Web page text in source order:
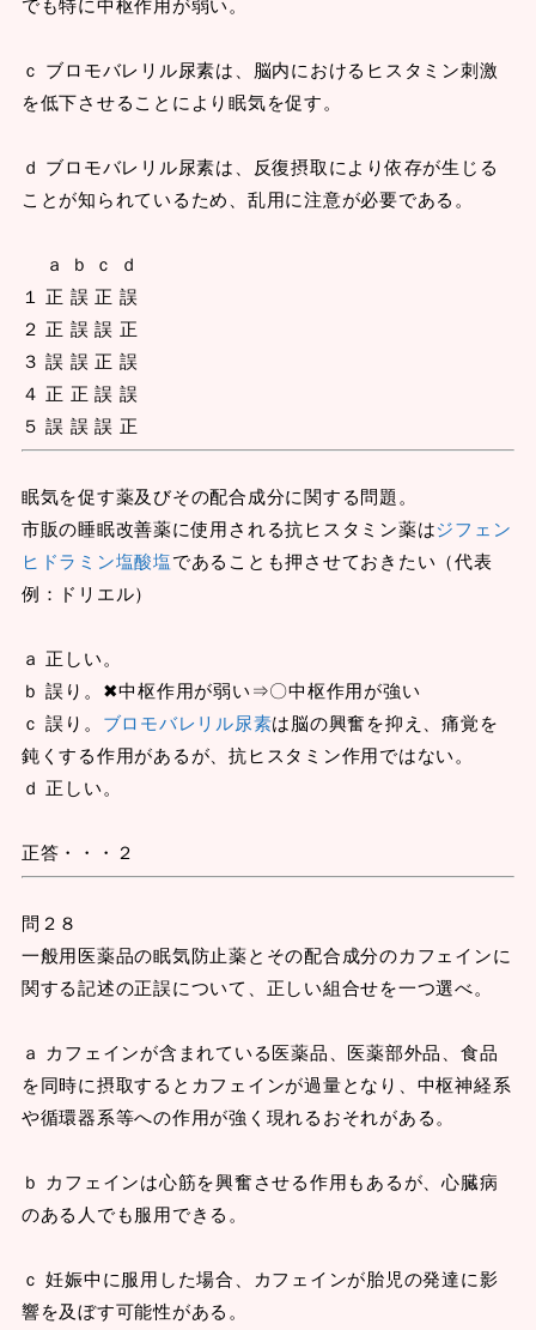
ｃ ブロモバレリル尿素は、脳内におけるヒスタミン刺激
を低下させることにより眠気を促す。
ｄ ブロモバレリル尿素は、反復摂取により依存が生じる
ことが知られているため、乱用に注意が必要である。
ａ ｂ ｃ ｄ
１ 正 誤 正 誤
２ 正 誤 誤 正
３ 誤 誤 正 誤
４ 正 正 誤 誤
５ 誤 誤 誤 正
眠気を促す薬及びその配合成分に関する問題。
市販の睡眠改善薬に使用される抗ヒスタミン薬はジフェン
ヒドラミン塩酸塩であることも押させておきたい（代表
例：ドリエル）
ａ 正しい。
ｂ 誤り。✖中枢作用が弱い⇒〇中枢作用が強い
ｃ 誤り。 ブロモバレリル尿素は脳の興奮を抑え、痛覚を
鈍くする作用があるが、抗ヒスタミン作用ではない。
ｄ 正しい。
正答・・・２
問２８
一般用医薬品の眠気防止薬とその配合成分のカフェインに
関する記述の正誤について、正しい組合せを一つ選べ。
ａ カフェインが含まれている医薬品、医薬部外品、食品
を同時に摂取するとカフェインが過量となり、中枢神経系
や循環器系等への作用が強く現れるおそれがある。
ｂ カフェインは心筋を興奮させる作用もあるが、心臓病
のある人でも服用できる。
ｃ 妊娠中に服用した場合、カフェインが胎児の発達に影
響を及ぼす可能性がある。